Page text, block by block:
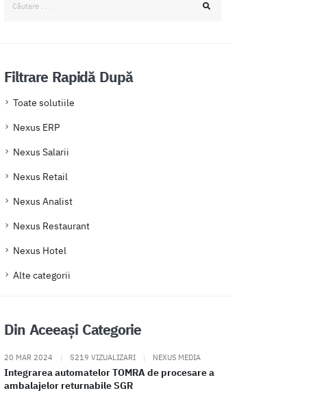
Filtrare Rapidă După
Toate solutiile
Nexus ERP
Nexus Salarii
Nexus Retail
Nexus Analist
Nexus Restaurant
Nexus Hotel
Alte categorii
Din Aceeași Categorie
20 MAR 2024 | 5219 VIZUALIZARI | NEXUS MEDIA
Integrarea automatelor TOMRA de procesare a
ambalajelor returnabile SGR